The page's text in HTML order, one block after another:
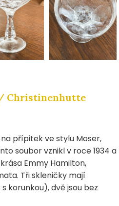
Christinenhutte
přípitek ve stylu Moser,
soubor vznikl v roce 1934 a
Emmy Hamilton,
Tři skleničky mají
korunkou), dvě jsou bez